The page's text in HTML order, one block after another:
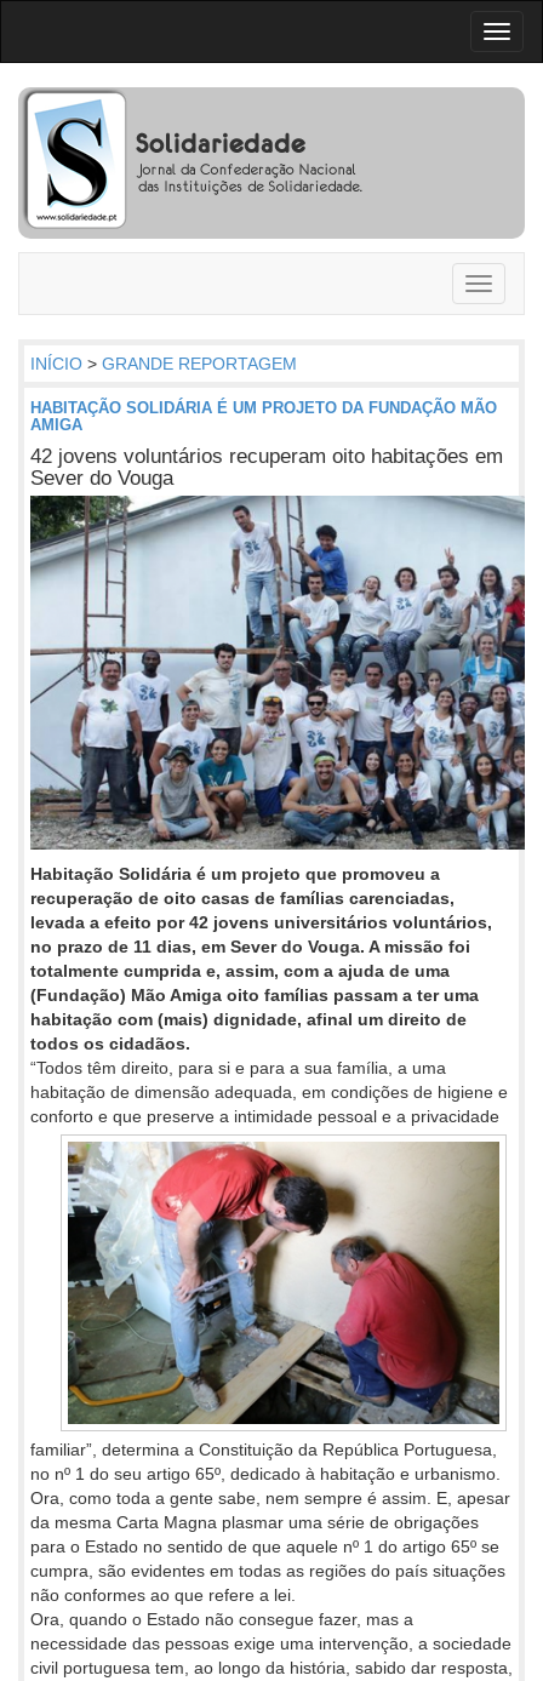
Toggle
INÍCIO > GRANDE REPORTAGEM
HABITAÇÃO SOLIDÁRIA É UM PROJETO DA FUNDAÇÃO MÃO
AMIGA
42 jovens voluntários recuperam oito habitações em
Sever do Vouga
Habitação Solidária é um projeto que promoveu a
recuperação de oito casas de famílias carenciadas,
levada a efeito por 42 jovens universitários voluntários,
no prazo de 11 dias, em Sever do Vouga. A missão foi
totalmente cumprida e, assim, com a ajuda de uma
(Fundação) Mão Amiga oito famílias passam a ter uma
habitação com (mais) dignidade, afinal um direito de
todos os cidadãos.
“Todos têm direito, para si e para a sua família, a uma
habitação de dimensão adequada, em condições de higiene e
conforto e que preserve a intimidade pessoal e a privacidade
familiar”, determina a Constituição da República Portuguesa,
no nº 1 do seu artigo 65º, dedicado à habitação e urbanismo.
Ora, como toda a gente sabe, nem sempre é assim. E, apesar
da mesma Carta Magna plasmar uma série de obrigações
para o Estado no sentido de que aquele nº 1 do artigo 65º se
cumpra, são evidentes em todas as regiões do país situações
não conformes ao que refere a lei.
Ora, quando o Estado não consegue fazer, mas a
necessidade das pessoas exige uma intervenção, a sociedade
civil portuguesa tem, ao longo da história, sabido dar resposta,